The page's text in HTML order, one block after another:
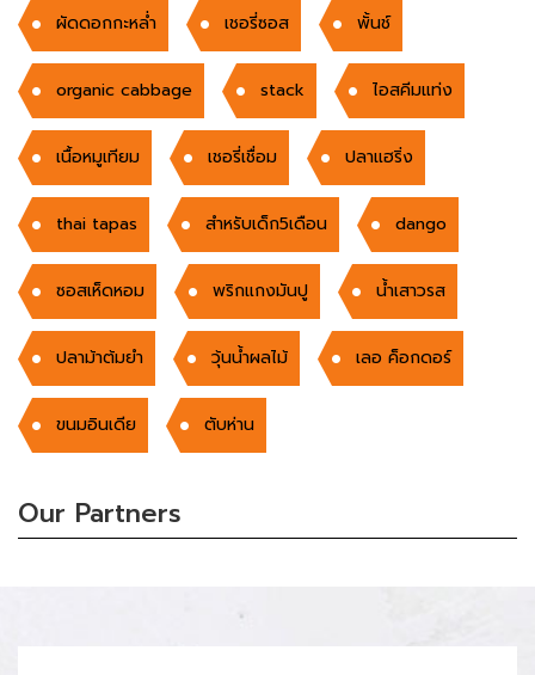
ผัดดอกกะหล่ำ เชอรี่ซอส พั้นช์
organic cabbage stack ไอสคีมแท่ง
เนื้อหมูเทียม เชอรี่เชื่อม ปลาแฮริ่ง
thai tapas สำหรับเด็ก5เดือน dango
ซอสเห็ดหอม พริกแกงมันปู น้ำเสาวรส
ปลาม้าต้มยำ วุ้นน้ำผลไม้ เลอ ค็อกดอร์
ขนมอินเดีย ตับห่าน
Our Partners